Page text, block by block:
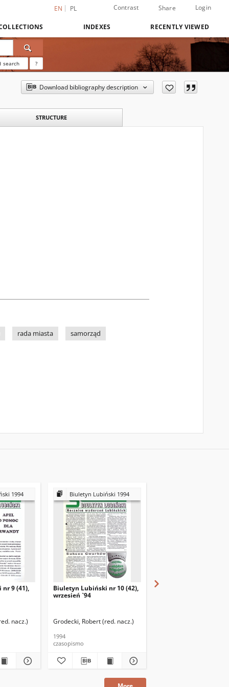
EN PL Contrast Share Login
INDEXES RECENTLY VIEWED
search ?
Download bibliography description
STRUCTURE
rada miasta samorząd
1994
9 (41),
nacz.)
Biuletyn Lubiński 1994
Biuletyn Lubiński nr 10 (42),
wrzesień `94
Grodecki, Robert (red. nacz.)
1994
czasopismo